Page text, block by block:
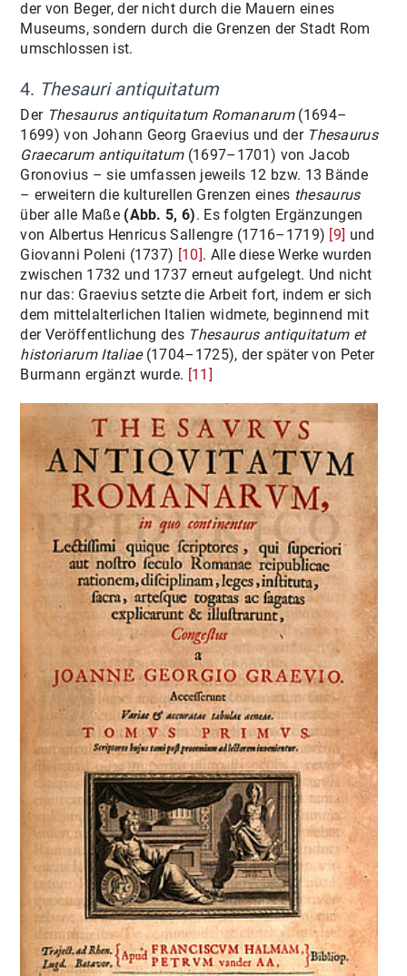
der von Beger, der nicht durch die Mauern eines
Museums, sondern durch die Grenzen der Stadt Rom
umschlossen ist.
4. Thesauri antiquitatum
Der Thesaurus antiquitatum Romanarum(1694–
1699) von Johann Georg Graevius und der Thesaurus
Graecarum antiquitatum(1697–1701) von Jacob
Gronovius – sie umfassen jeweils 12 bzw. 13 Bände
– erweitern die kulturellen Grenzen eines thesaurus
über alle Maße (Abb. 5, 6). Es folgten Ergänzungen
von Albertus Henricus Sallengre (1716–1719) [9] und
Giovanni Poleni (1737) [10]. Alle diese Werke wurden
zwischen 1732 und 1737 erneut aufgelegt. Und nicht
nur das: Graevius setzte die Arbeit fort, indem er sich
dem mittelalterlichen Italien widmete, beginnend mit
der Veröffentlichung des Thesaurus antiquitatum et
historiarum Italiae(1704–1725), der später von Peter
Burmann ergänzt wurde. [11]